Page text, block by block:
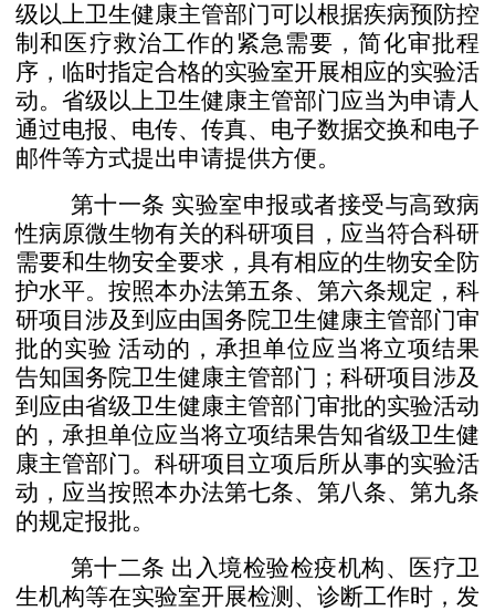
级以上卫生健康主管部门可以根据疾病预防控
制和医疗救治工作的紧急需要，简化审批程
序，临时指定合格的实验室开展相应的实验活
动。 省级以上卫生健康主管部门应当为申请人
通过电报、电传、传真、电子数据交换和电子
邮件等方式提出申请提供方便。
第十一条 实验室申报或者接受与高致病
性病原微生物有关的科研项目，应当符合科研
需要和生物安全要求，具有相应的生物安全防
护水平。按照本办法第五条、第六条规定， 科
研项目涉及到应由国务院卫生健康主管部门审
批的实验活动的，承担单位应当将立项结果
告知国务院卫生健康主管部门；科研项目涉及
到应由省级卫生健康主管部门审批的实验活动
的，承担单位应当将立项结果告知省级卫生健
康主管部门。 科研项目立项后所从事的实验活
动，应当按照本办法第七条、第八条、第九条
的规定报批。
第十二条 出入境检验检疫机构、医疗卫
生机构等在实验室开展检测、诊断工作时，发